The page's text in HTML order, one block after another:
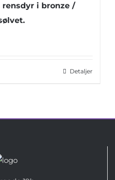
i bronze /
Detaljer